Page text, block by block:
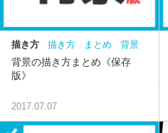
描き方 描き方 まとめ
背景
パース
空 雲 水 岩
地面
草
背景の描き方まとめ《保存
版》
2017.07.07